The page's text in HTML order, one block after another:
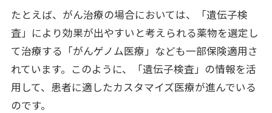
たとえば、がん治療の場合においては、「遺伝子検
査」により効果が出やすいと考えられる薬物を選定し
て治療する「がんゲノム医療」なども一部保険適用さ
れています。このように、「遺伝子検査」の情報を活
用して、患者に適したカスタマイズ医療が進んでいる
のです。